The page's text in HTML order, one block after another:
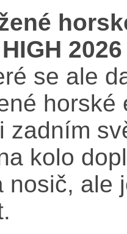
2026
se ale
zadním
kolo
nosič, ale